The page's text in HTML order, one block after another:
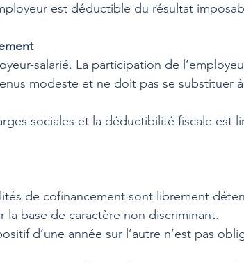
est déductible du résultat
salarié. La participation de
modeste et ne doit pas se substituer
sociales et la déductibilité fiscale est
de cofinancement sont librement
la base de caractère non discriminant.
d’une année sur l’autre n’est pas